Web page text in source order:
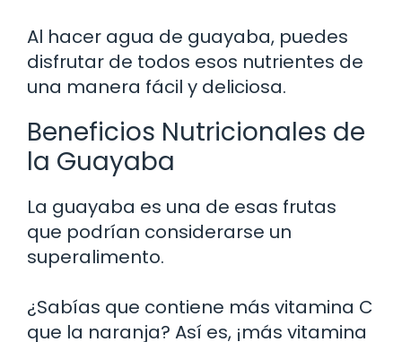
Al hacer agua de guayaba, puedes
disfrutar de todos esos nutrientes de
una manera fácil y deliciosa.
Beneficios Nutricionales de
la Guayaba
La guayaba es una de esas frutas
que podrían considerarse un
superalimento.
¿Sabías que contiene más vitamina C
que la naranja? Así es, ¡más vitamina